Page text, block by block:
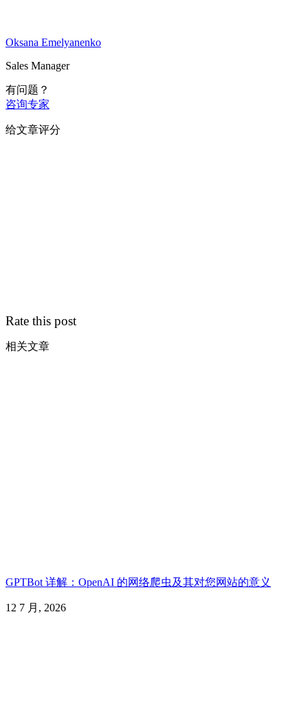
Oksana Emelyanenko
Sales Manager
有问题？
咨询专家
给文章评分
Rate this post
相关文章
GPTBot 详解：OpenAI 的网络爬虫及其对您网站的意义
12 7 月, 2026